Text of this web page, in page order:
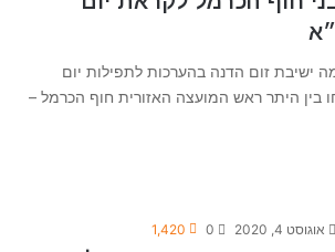
התקיימה ישיבת זום הדנה בהערכות לתפילות יום
בין היתר ראש המועצה האזורית חוף הכרמל –
אוגוסט 4, 2020 0
1,420